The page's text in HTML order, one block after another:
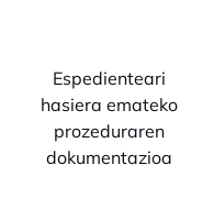
Espedienteari
hasiera emateko
prozeduraren
dokumentazioa